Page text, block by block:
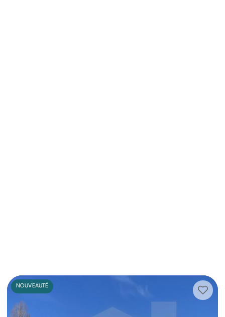
NOUVEAUTÉ